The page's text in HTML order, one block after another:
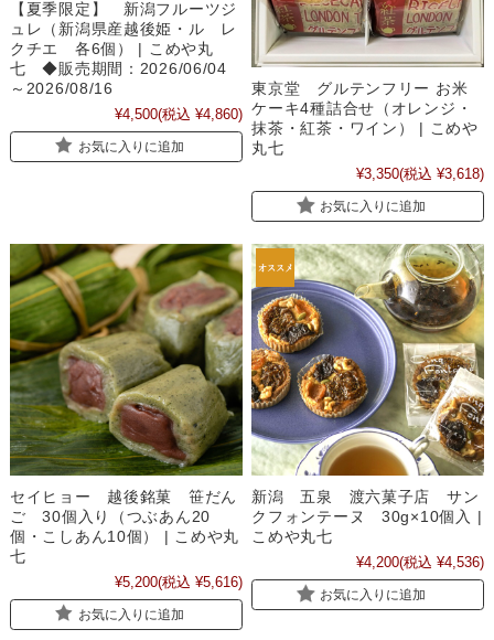
【夏季限定】 新潟フルーツジ
ュレ（新潟県産越後姫・ル レ
クチエ 各6個） | こめや丸
七 ◆販売期間：2026/06/04
～2026/08/16
¥4,500(税込 ¥4,860)
お気に入りに追加
東京堂 グルテンフリー お米
ケーキ4種詰合せ（オレンジ・
抹茶・紅茶・ワイン） | こめや
丸七
¥3,350(税込 ¥3,618)
お気に入りに追加
セイヒョー 越後銘菓 笹だん
ご 30個入り（つぶあん20
個・こしあん10個） | こめや丸
七
¥5,200(税込 ¥5,616)
お気に入りに追加
新潟 五泉 渡六菓子店 サン
クフォンテーヌ 30g×10個入 |
こめや丸七
¥4,200(税込 ¥4,536)
お気に入りに追加